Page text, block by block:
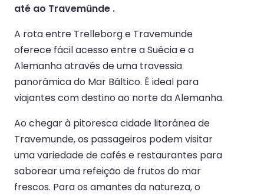
até ao Travemünde .
A rota entre Trelleborg e Travemunde
oferece fácil acesso entre a Suécia e a
Alemanha através de uma travessia
panorâmica do Mar Báltico. É ideal para
viajantes com destino ao norte da Alemanha.
Ao chegar à pitoresca cidade litorânea de
Travemunde, os passageiros podem visitar
uma variedade de cafés e restaurantes para
saborear uma refeição de frutos do mar
frescos. Para os amantes da natureza, o